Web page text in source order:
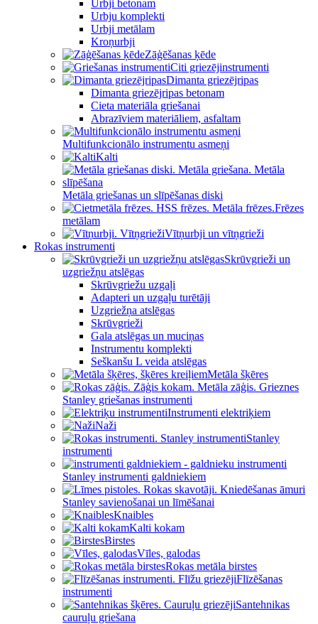
Urbji betonam
Urbju komplekti
Urbji metālam
Kroņurbji
Zāģēšanas ķēde
Citi griezējinstrumenti
Dimanta griezējripas
Dimanta griezējripas betonam
Cieta materiāla griešanai
Abrazīviem materiāliem, asfaltam
Multifunkcionālo instrumentu asmeņi
Kalti
Metāla griešanas un slīpēšanas diski
Frēzes
metālam
Vītņurbji un vītņgrieži
Rokas instrumenti
Skrūvgrieži un
uzgriežņu atslēgas
Skrūvgriežu uzgaļi
Adapteri un uzgaļu turētāji
Uzgriežņa atslēgas
Skrūvgrieži
Gala atslēgas un muciņas
Instrumentu komplekti
Seškanšu L veida atslēgas
Metāla šķēres
Stanley griešanas instrumenti
Instrumenti elektriķiem
Naži
Stanley
instrumenti
Stanley instrumenti galdniekiem
Stanley savienošanai un līmēšanai
Knaibles
Kalti kokam
Birstes
Vīles, galodas
Rokas metāla birstes
Flīzēšanas
instrumenti
Santehnikas
cauruļu griešana